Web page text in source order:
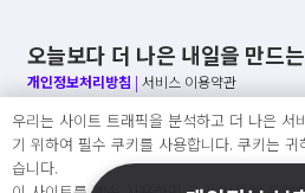
오늘보다 더 나은 내일을 만드
개인정보처리방침 | 서비스 이용약관
○ 개인정보보호 컴플라이언스를 선도하겠습니
○ 정보주체의 권리를 보장하겠습니다.
○ 기업의 개인정보보호를 위한 효율적 관리를
우리는 사이트 트래픽을 분석하고 더 나은 서
기 위하여 필수 쿠키를 사용합니다. 쿠키는
습니다.